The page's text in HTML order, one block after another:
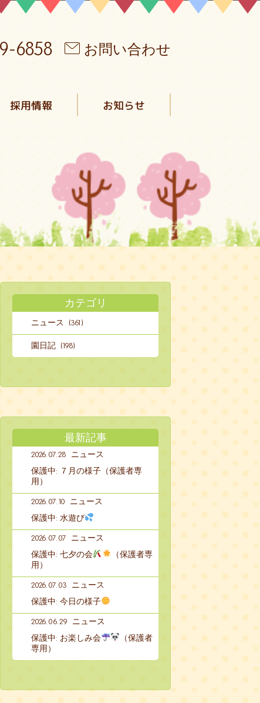
6858 お問い合わせ
採用情報 お知らせ
カテゴリ
ニュース (361)
園日記 (198)
最新記事
2026.07.28
ニュース
保護中: ７月の様子（保護者専
用）
2026.07.10
ニュース
保護中: 水遊び
2026.07.07
ニュース
保護中: 七夕の会
（保護者専
用）
2026.07.03
ニュース
保護中: 今日の様子
2026.06.29
ニュース
保護中: お楽しみ会
（保護者
専用）